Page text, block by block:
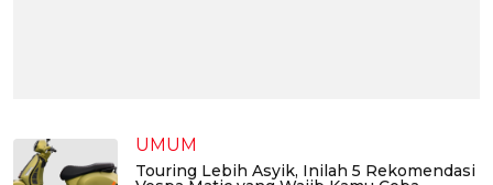
UMUM
Touring Lebih Asyik, Inilah 5 Rekomendasi